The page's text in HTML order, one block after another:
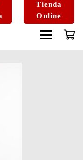
Tienda
Online